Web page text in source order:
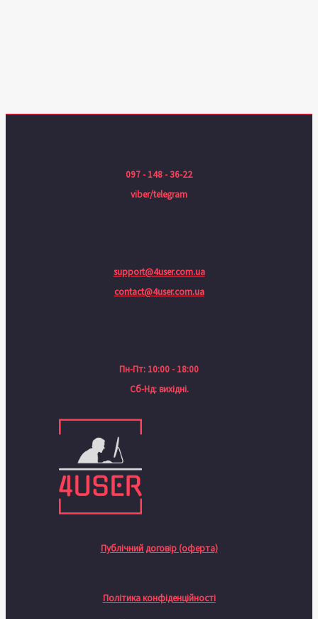
097 - 148 - 36-22
viber/telegram
support@4user.com.ua
contact@4user.com.ua
Пн-Пт: 10:00 - 18:00
Сб-Нд: вихідні.
Публічний договір (оферта)
Політика конфіденційності